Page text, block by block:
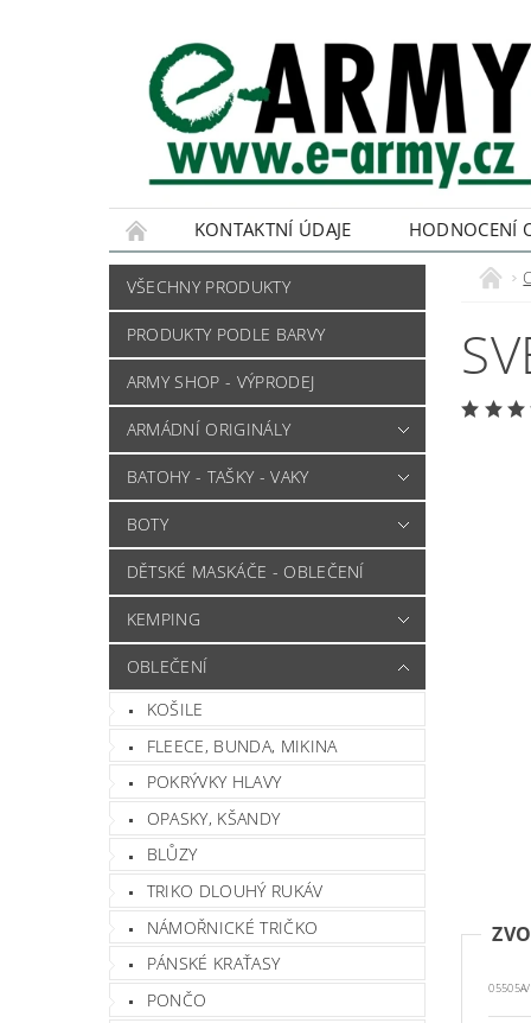
KONTAKTNÍ ÚDAJE HODNOCENÍ
VŠECHNY PRODUKTY
PRODUKTY PODLE BARVY
ARMY SHOP - VÝPRODEJ
ARMÁDNÍ ORIGINÁLY
BATOHY - TAŠKY - VAKY
BOTY
DĚTSKÉ MASKÁČE - OBLEČENÍ
KEMPING
OBLEČENÍ
KOŠILE
FLEECE, BUNDA, MIKINA
POKRÝVKY HLAVY
OPASKY, KŠANDY
BLŮZY
TRIKO DLOUHÝ RUKÁV
NÁMOŘNICKÉ TRIČKO
PÁNSKÉ KRAŤASY
PONČO